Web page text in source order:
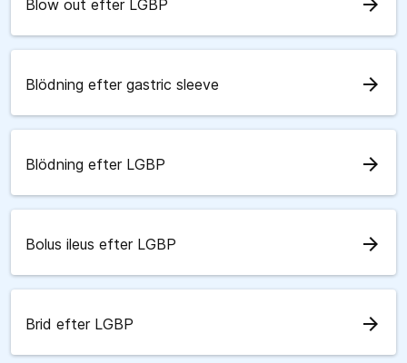
Blow out efter LGBP
Blödning efter gastric sleeve arrow_forward
Blödning efter LGBP arrow_forward
Bolus ileus efter LGBP arrow_forward
Brid efter LGBP arrow_forward